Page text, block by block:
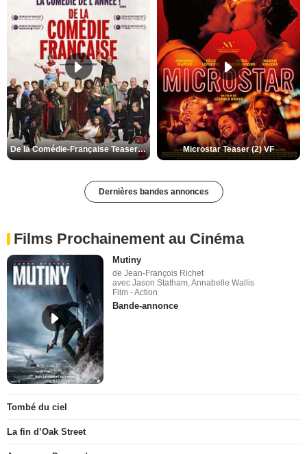
De la Comédie-Française Teaser (3) VF Microstar Teaser (2) VF
Dernières bandes annonces
Films Prochainement au Cinéma
Mutiny
de Jean-François Richet
avec Jason Statham, Annabelle Wallis
Film - Action
Bande-annonce
Tombé du ciel
La fin d’Oak Street